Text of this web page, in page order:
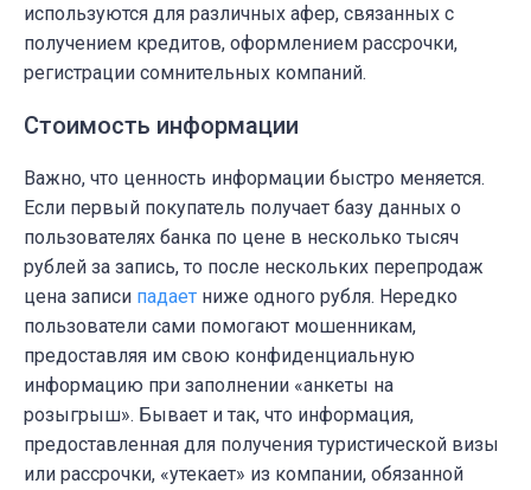
используются для различных афер, связанных с
получением кредитов, оформлением рассрочки,
регистрации сомнительных компаний.
Стоимость информации
Важно, что ценность информации быстро меняется.
Если первый покупатель получает базу данных о
пользователях банка по цене в несколько тысяч
рублей за запись, то после нескольких перепродаж
цена записи падает ниже одного рубля. Нередко
пользователи сами помогают мошенникам,
предоставляя им свою конфиденциальную
информацию при заполнении «анкеты на
розыгрыш». Бывает и так, что информация,
предоставленная для получения туристической визы
или рассрочки, «утекает» из компании, обязанной